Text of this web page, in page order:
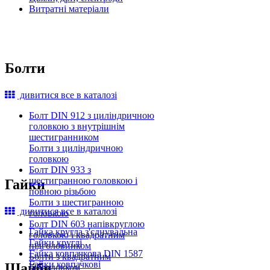
Витратні матеріали
Болти
дивитися все в каталозі
Болт DIN 912 з циліндричною
головкою з внутрішнім
шестигранником
Болти з циліндричною
головкою
Болт DIN 933 з
шестигранною головкою і
повною різьбою
Болти з шестигранною
головкою
Болт DIN 603 напівкруглою
головкою і квадратним
підголовником
Болти з квадратним
підголовком
Гайки
дивитися все в каталозі
Гайка кругла з'єднувальна
Гайки круглі
Гайка ковпачкова DIN 1587
Гайки ковпачкові